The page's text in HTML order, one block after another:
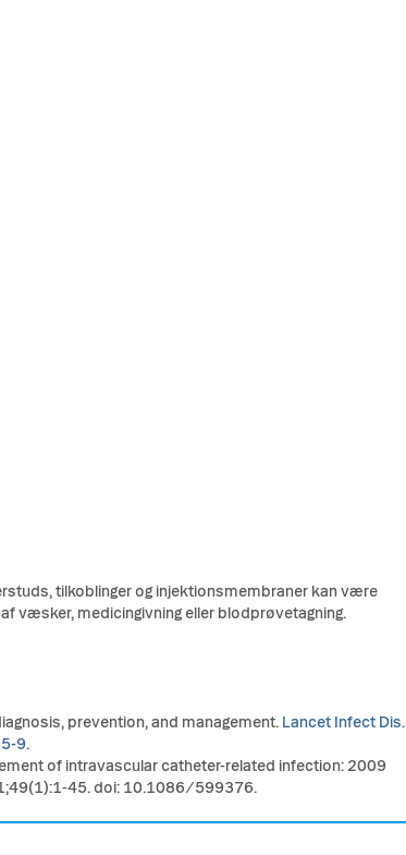
tilkoblinger og injektionsmembraner kan være
væsker, medicingivning eller blodprøvetagning.
prevention, and management. Lancet Infect Dis.
9.
of intravascular catheter-related infection: 2009
45. doi: 10.1086/599376.